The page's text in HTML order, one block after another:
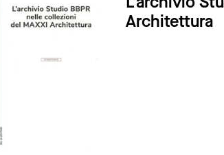
Architettura